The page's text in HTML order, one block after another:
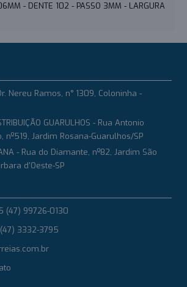
- DENTE 102 - PASSO 3MM - LARGURA
Nereu Ramos, n° 1309, Coloninha -
GUARULHOS - Rua Antonio
Jardim Rosana-Guarulhos/SP
- Rua do Diamante, nº82, Jardim São
d'Oeste-SP
(47) 99726-0130
3332-3795